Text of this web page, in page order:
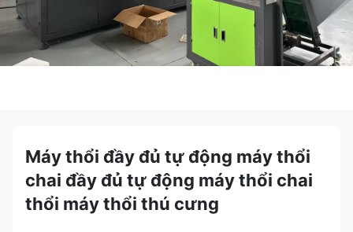
Máy thổi đầy đủ tự động máy thổi
chai đầy đủ tự động máy thổi chai
thổi máy thổi thú cưng